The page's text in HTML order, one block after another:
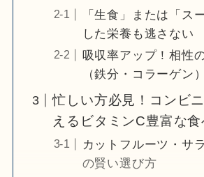
「生食」または「ス
した栄養も逃さない
吸収率アップ！相性
（鉄分・コラーゲン）
忙しい方必見！コンビ
えるビタミンC豊富な
カットフルーツ・サ
の賢い選び方